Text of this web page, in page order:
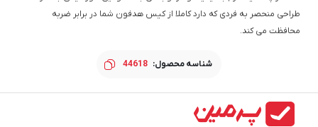
طراحی منحصر به فردی که دارد کاملا از کیس هدفون شما در برابر ضربه
محافظت می کند.
شناسه محصول: 44618